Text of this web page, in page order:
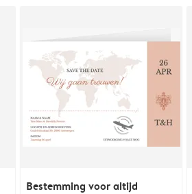
Bestemming voor altijd